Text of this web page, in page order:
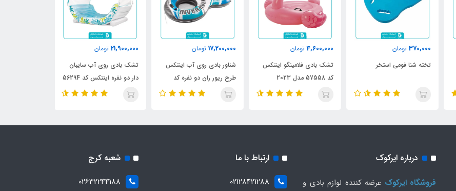
370,000 تومان
تخته شنا فومی استخر
4,600,000 تومان
تشک بادی فلامینگو اینتکس
کد 57558 مدل 2023
17,200,000 تومان
شناور بادی روی آب اینتکس
طرح ریور ران دو نفره کد
56827
21,900,000 تومان
تشک بادی روی آب سایبان
دار دو نفره اینتکس کد 56294
درباره ایرکوک
فروشگاه ایرکوک عرضه کننده لوازم بادی و
ارتباط با ما
02128421288
شعبه کرج
02632244188